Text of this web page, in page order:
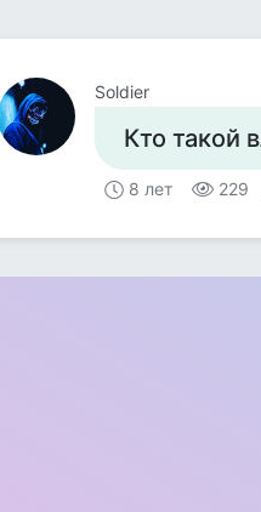
Soldier
Кто такой
8 лет 229